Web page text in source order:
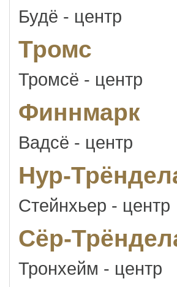
Будё - центр
Тромс
Тромсё - центр
Финнмарк
Вадсё - центр
Нур-
Стейнхьер - центр
Сёр-
Тронхейм - центр